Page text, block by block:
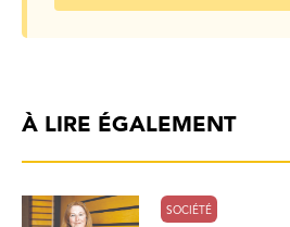
À LIRE ÉGALEMENT
SOCIÉTÉ